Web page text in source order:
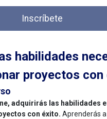
Inscríbete
habilidades
proyectos con
adquirirás las habilidades
con éxito. Aprenderás